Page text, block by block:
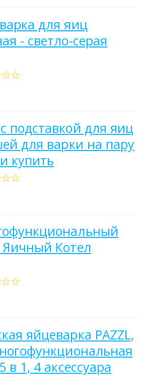
для яиц
- светло-серая
подставкой для яиц
для варки на пару
купить
Котел
яйцеварка PAZZL,
в 1, 4 аксессуара